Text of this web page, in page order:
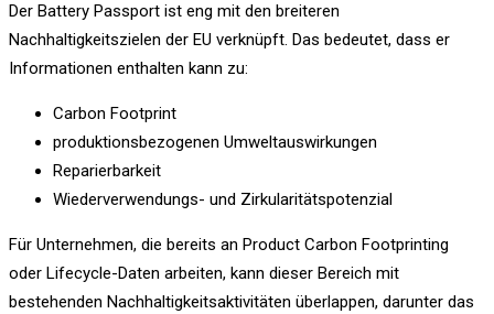
Der Battery Passport ist eng mit den breiteren
Nachhaltigkeitszielen der EU verknüpft. Das bedeutet, dass er
Informationen enthalten kann zu:
Carbon Footprint
produktionsbezogenen Umweltauswirkungen
Reparierbarkeit
Wiederverwendungs- und Zirkularitätspotenzial
Für Unternehmen, die bereits an Product Carbon Footprinting
oder Lifecycle-Daten arbeiten, kann dieser Bereich mit
bestehenden Nachhaltigkeitsaktivitäten überlappen, darunter das